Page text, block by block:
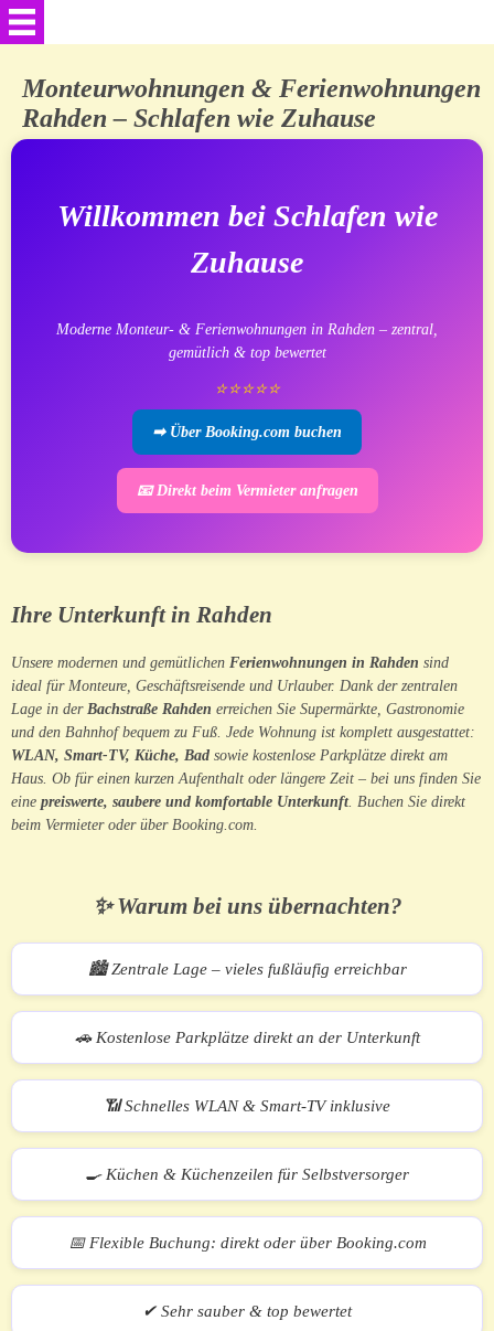
📑Impressum / Datenschutz
Monteurwohnungen & Ferienwohnungen
Rahden – Schlafen wie Zuhause
Willkommen bei Schlafen wie
Zuhause
Moderne Monteur- & Ferienwohnungen in Rahden – zentral,
gemütlich & top bewertet
⭐⭐⭐⭐⭐
➡ Über Booking.com buchen
📧 Direkt beim Vermieter anfragen
Ihre Unterkunft in Rahden
Unsere modernen und gemütlichen Ferienwohnungen in Rahden sind
ideal für Monteure, Geschäftsreisende und Urlauber. Dank der zentralen
Lage in der Bachstraße Rahden erreichen Sie Supermärkte, Gastronomie
und den Bahnhof bequem zu Fuß. Jede Wohnung ist komplett ausgestattet:
WLAN, Smart-TV, Küche, Bad sowie kostenlose Parkplätze direkt am
Haus. Ob für einen kurzen Aufenthalt oder längere Zeit – bei uns finden Sie
eine preiswerte, saubere und komfortable Unterkunft. Buchen Sie direkt
beim Vermieter oder über Booking.com.
✨ Warum bei uns übernachten?
🏙️ Zentrale Lage – vieles fußläufig erreichbar
🚗 Kostenlose Parkplätze direkt an der Unterkunft
📶 Schnelles WLAN & Smart-TV inklusive
🍳 Küchen & Küchenzeilen für Selbstversorger
📅 Flexible Buchung: direkt oder über Booking.com
✔ Sehr sauber & top bewertet